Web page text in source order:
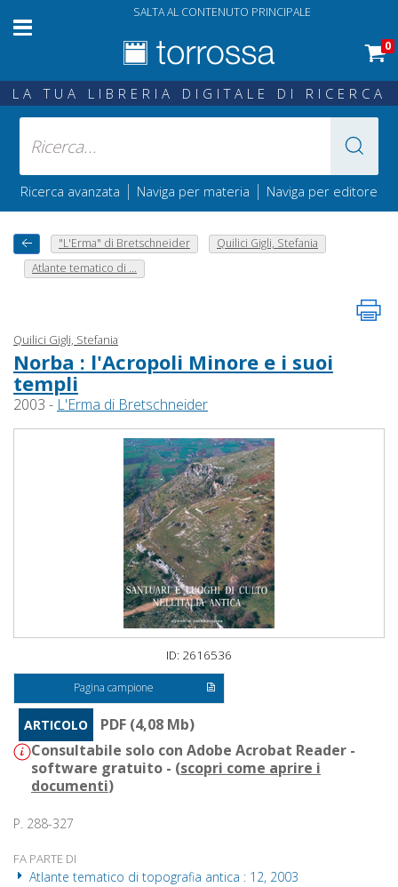
SALTA AL CONTENUTO PRINCIPALE
0
LA TUA LIBRERIA DIGITALE DI RICERCA
Ricerca avanzata | Naviga per materia | Naviga per editore
"L'Erma" di Bretschneider
Quilici Gigli, Stefania
Atlante tematico di ...
Quilici Gigli, Stefania
Norba : l'Acropoli Minore e i suoi
templi
2003 - L'Erma di Bretschneider
ID: 2616536
Pagina campione
ARTICOLO
PDF (4,08 Mb)
Consultabile solo con Adobe Acrobat Reader -
software gratuito - (scopri come aprire i
documenti)
P. 288-327
FA PARTE DI
Atlante tematico di topografia antica : 12, 2003